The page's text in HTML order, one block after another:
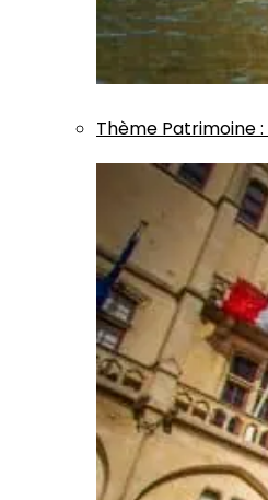
Thème Patrimoine: